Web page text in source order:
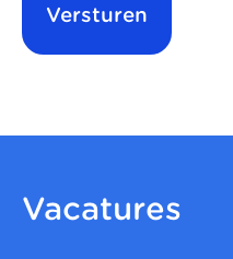
Vacatures